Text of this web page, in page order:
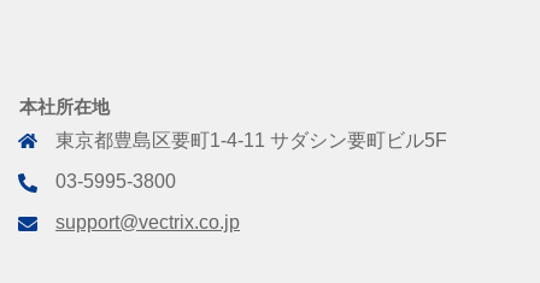
本社所在地
東京都豊島区要町1-4-11 サダシン要町ビル5F
03-5995-3800
support@vectrix.co.jp